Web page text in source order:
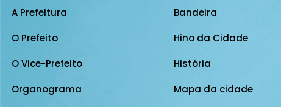
A Prefeitura
O Prefeito
O Vice-Prefeito
Organograma
Bandeira
Hino da Cidade
História
Mapa da cidade